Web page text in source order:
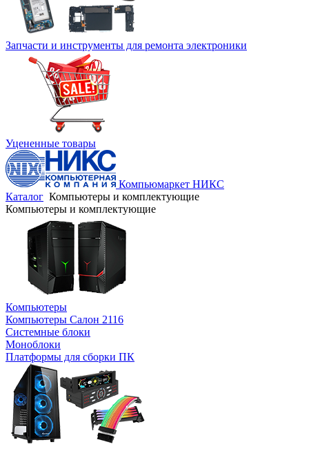
Запчасти и инструменты для ремонта электроники
Уцененные товары
Компьюмаркет НИКС
Каталог Компьютеры и комплектующие
Компьютеры и комплектующие
Компьютеры
Компьютеры Салон 2116
Системные блоки
Моноблоки
Платформы для сборки ПК